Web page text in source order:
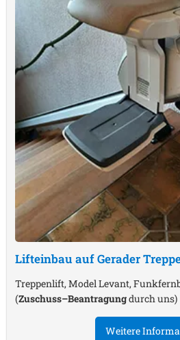
Lifteinbau auf Gerader
Treppenlift, Model Levant,
(Zuschuss–Beantragungdurch uns)
Weitere